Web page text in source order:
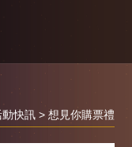
動快訊> 想見你購票禮